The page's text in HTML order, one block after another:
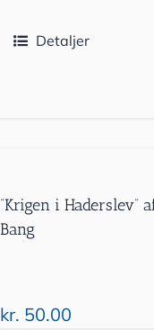
Detaljer
“Krigen i Haderslev”
Bang
kr. 50.00